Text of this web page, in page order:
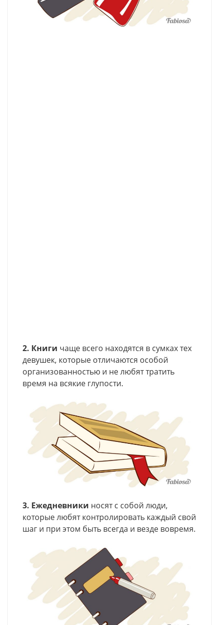
2. Книги чаще всего находятся в сумках тех
девушек, которые отличаются особой
организованностью и не любят тратить
время на всякие глупости.
3. Ежедневники носят с собой люди,
которые любят контролировать каждый свой
шаг и при этом быть всегда и везде вовремя.